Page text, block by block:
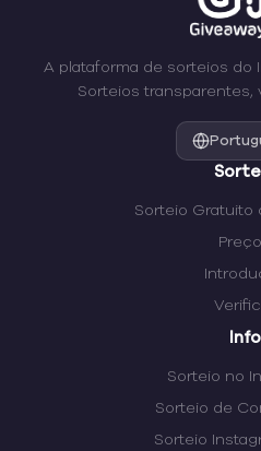
A plataforma de sorteios do
Sorteios
Sorteio Gratuito
Info
Sorteio no
Sorteio de
Sorteio